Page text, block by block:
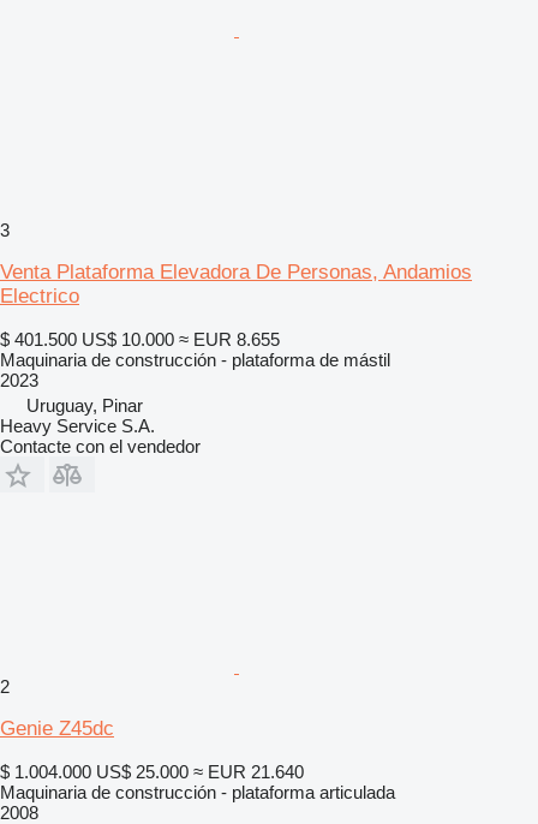
3
Venta Plataforma Elevadora De Personas, Andamios
Electrico
$ 401.500 US$ 10.000 ≈ EUR 8.655
Maquinaria de construcción - plataforma de mástil
2023
Uruguay, Pinar
Heavy Service S.A.
Contacte con el vendedor
2
Genie Z45dc
$ 1.004.000 US$ 25.000 ≈ EUR 21.640
Maquinaria de construcción - plataforma articulada
2008